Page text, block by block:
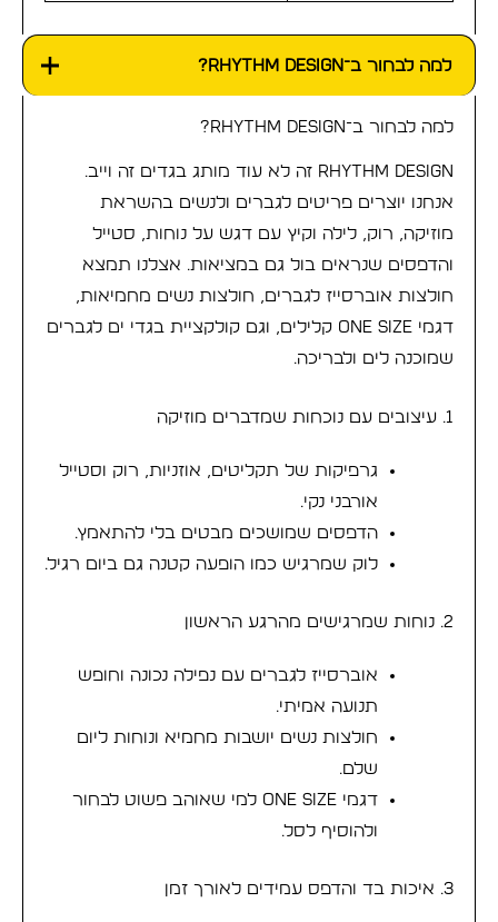
למה לבחור ב־Rhythm Design?
למה לבחור ב־Rhythm Design?
Rhythm Design זה לא עוד מותג בגדים זה וייב.
אנחנו יוצרים פריטים לגברים ולנשים בהשראת
מוזיקה, רוק, לילה וקיץ עם דגש על נוחות, סטייל
והדפסים שנראים בול גם במציאות. אצלנו תמצא
חולצות אוברסייז לגברים, חולצות נשים מחמיאות,
דגמי ONE SIZE קלילים, וגם קולקציית בגדי ים לגברים
שמוכנה לים ולבריכה.
1. עיצובים עם נוכחות שמדברים מוזיקה
גרפיקות של תקליטים, אוזניות, רוק וסטייל
אורבני נקי.
הדפסים שמושכים מבטים בלי להתאמץ.
לוק שמרגיש כמו הופעה קטנה גם ביום רגיל.
2. נוחות שמרגישים מהרגע הראשון
אוברסייז לגברים עם נפילה נכונה וחופש
תנועה אמיתי.
חולצות נשים יושבות מחמיא ונוחות ליום
שלם.
דגמי ONE SIZE למי שאוהב פשוט לבחור
ולהוסיף לסל.
3. איכות בד והדפס עמידים לאורך זמן